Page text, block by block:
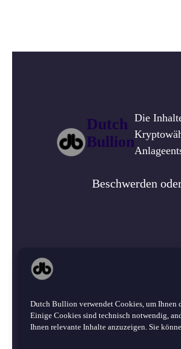
Dutch Bullion verwendet Cookies, um Ihnen
Einige Cookies sind technisch notwendig,
Ihnen relevante Inhalte anzuzeigen. Sie
Dutch
Bullion
Die
Beschwerden
vorbehalten.